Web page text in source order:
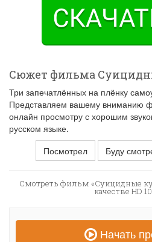
Сюжет фильма
Три запечатлённых на плёнку
Представляем вашему вниманию
онлайн просмотру с хорошим
русском языке.
Посмотрел
Буду
Смотреть фильм «Суицидные
качестве HD
Начать